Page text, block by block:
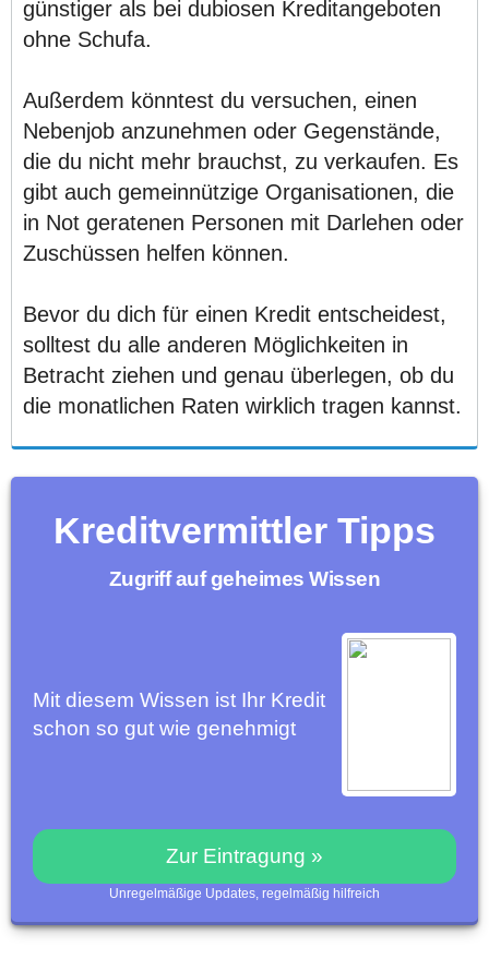
günstiger als bei dubiosen Kreditangeboten
ohne Schufa.
Außerdem könntest du versuchen, einen
Nebenjob anzunehmen oder Gegenstände,
die du nicht mehr brauchst, zu verkaufen. Es
gibt auch gemeinnützige Organisationen, die
in Not geratenen Personen mit Darlehen oder
Zuschüssen helfen können.
Bevor du dich für einen Kredit entscheidest,
solltest du alle anderen Möglichkeiten in
Betracht ziehen und genau überlegen, ob du
die monatlichen Raten wirklich tragen kannst.
Kreditvermittler Tipps
Zugriff auf geheimes Wissen
Mit diesem Wissen ist Ihr Kredit
schon so gut wie genehmigt
Zur Eintragung »
Unregelmäßige Updates, regelmäßig hilfreich